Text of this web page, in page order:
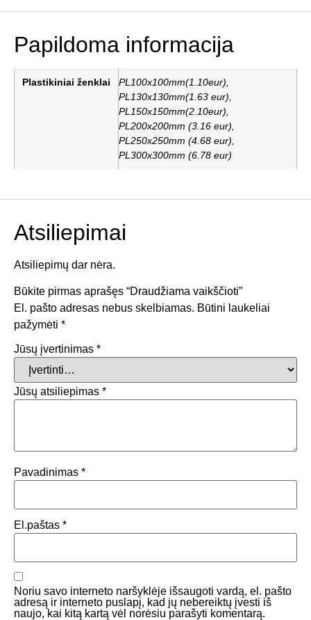
Papildoma informacija
Plastikiniai ženklai
PL100x100mm(1.10eur),
PL130x130mm(1.63 eur),
PL150x150mm(2.10eur),
PL200x200mm (3.16 eur),
PL250x250mm (4.68 eur),
PL300x300mm (6.78 eur)
Atsiliepimai
Atsiliepimų dar nėra.
Būkite pirmas aprašęs “Draudžiama vaikščioti”
El. pašto adresas nebus skelbiamas. Būtini laukeliai
pažymėti *
Jūsų įvertinimas *
Jūsų atsiliepimas *
Pavadinimas *
El.paštas *
Noriu savo interneto naršyklėje išsaugoti vardą, el. pašto
adresą ir interneto puslapį, kad jų nebereiktų įvesti iš
naujo, kai kitą kartą vėl norėsiu parašyti komentarą.